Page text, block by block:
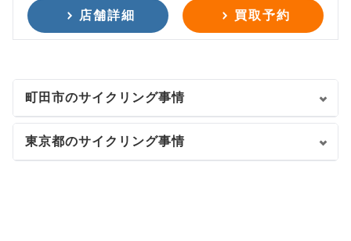
店舗詳細 買取予約
町田市のサイクリング事情
東京都のサイクリング事情